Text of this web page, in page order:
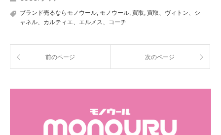
ブランド売るならモノウール, モノウール, 買取, 買取、ヴィトン、シ
ャネル、カルティエ、エルメス、コーチ
前のページ 次のページ